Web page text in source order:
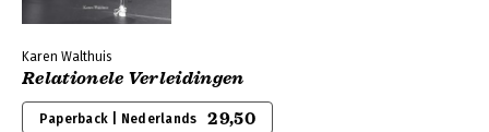
Karen Walthuis
Relationele Verleidingen
Paperback | Nederlands 29,50